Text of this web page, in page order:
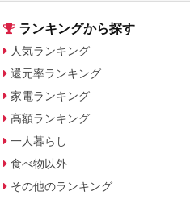
ランキングから探す
人気ランキング
還元率ランキング
家電ランキング
高額ランキング
一人暮らし
食べ物以外
その他のランキング